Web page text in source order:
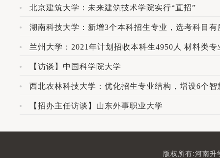
北京建筑大学：未来建筑技术学院实行“直招”
湖南科技大学：新增3个本科招生专业，选考科目有
兰州大学：2021年计划招收本科生4950人 材料类
【访谈】中国科学院大学
西北农林科技大学：优化招生专业结构，增设6个智
【招办主任访谈】山东外事职业大学
版权所有:河南